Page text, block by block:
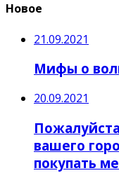
Новое
21.09.2021
Мифы о
20.09.2021
вашего
покупать